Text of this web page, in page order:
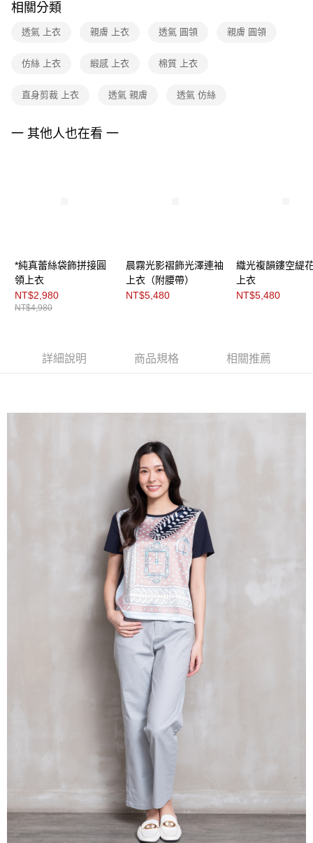
２．訂單成立數日內，您將收到繳費通知簡訊。
ATM／網路銀行／等多元方式進行付款，方視為交易完成。
後付繳納相關費用。
是否繳費成功／繳費後需取消欲退款等相關疑問，請聯繫「AFTEE先享後付
【注意事項】
請求用戶進行身份認證。
５．嚴禁一人註冊多個帳號或使用他人資訊註冊。若發現惡意使用之情形，
恩沛科技股份有限公司將有權停止該用戶之使用額度並採取法律行動。
每筆NT$90，滿NT$3,600(含以上)免運費
黑貓宅配
每筆NT$200，滿NT$8,000(含以上)免運費
付款後門市自取
相關分類
透氣 上衣 親膚 上衣 透氣 圓領 親膚 圓領
仿絲 上衣 緞感 上衣 棉質 上衣
直身剪裁 上衣 透氣 親膚 透氣 仿絲
一 其他人也在看 一
*純真蕾絲袋飾拼接圓
領上衣
NT$2,980
NT$4,980
晨霧光影褶飾光澤連袖
上衣（附腰帶）
NT$5,480
織光複韻鏤空緹
上衣
NT$5,480
詳細說明 商品規格 相關推薦